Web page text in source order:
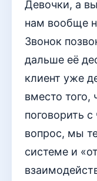
Девочки, а
нам вообще
Звонок
дальше её
клиент уже
вместо того,
поговорить
вопрос, мы
системе и